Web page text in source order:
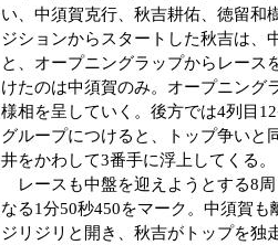
い、中須賀克行、秋吉耕佑、徳留和
ジションからスタートした秋吉は、
と、オープニングラップからレース
けたのは中須賀のみ。オープニング
様相を呈していく。後方では4列目
グループにつけると、トップ争いと
井をかわして3番手に浮上してくる。
レースも中盤を迎えようとする8
なる1分50秒450をマーク。中須賀
ジリジリと開き、秋吉がトップを独